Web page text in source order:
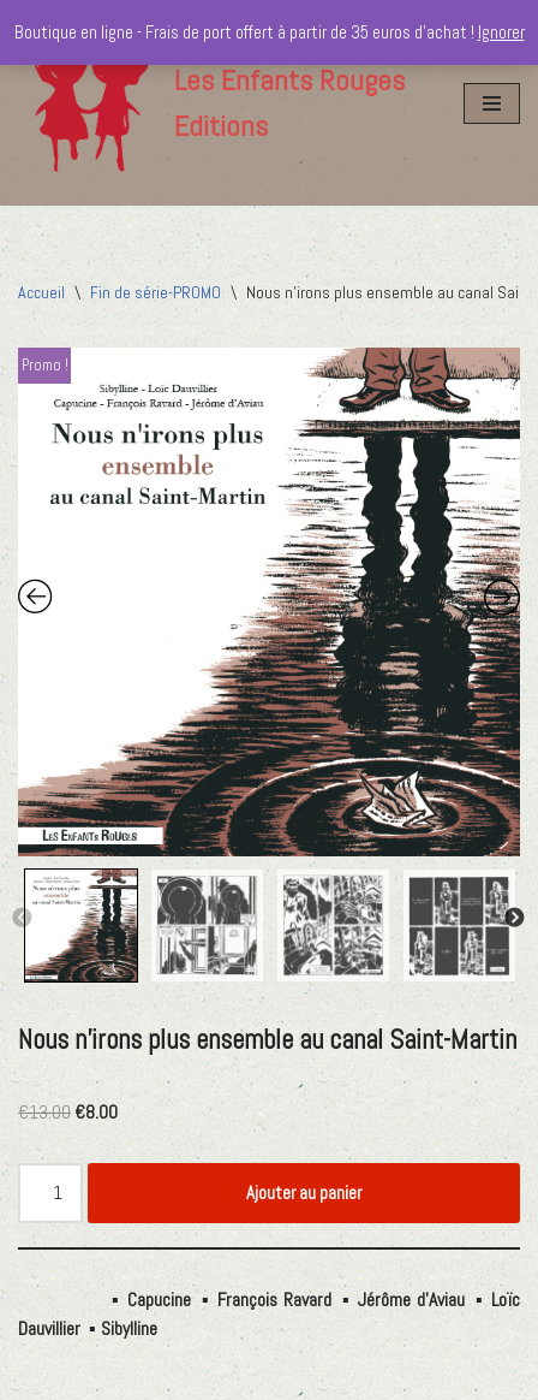
Aller
contenu
Les Enfants Rouges
Editions
Accueil \ Fin de série-PROMO \ Nous n’irons plus ensemble au canal
Promo !
Nous n’irons plus ensemble au canal Saint-Martin
€13.00 €8.00
Ajouter au panier
Étiquettes : Capucine, François Ravard Jérôme d'Aviau,
Loïc
Dauvillier
Sibylline
Boutique en ligne - Frais de port offert à partir de 35 euros d'achat ! Ignorer